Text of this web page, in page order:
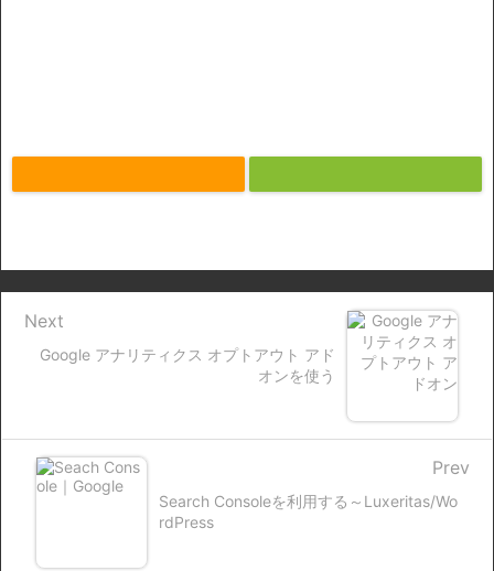
Google アナリティクス オプトアウト アド
オンを使う
Next
Search Consoleを利用する～Luxeritas/Wo
rdPress
Prev